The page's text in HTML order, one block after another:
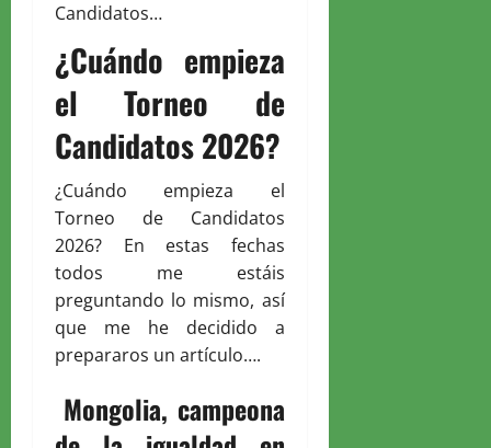
Candidatos…
¿Cuándo empieza
el Torneo de
Candidatos 2026?
¿Cuándo empieza el
Torneo de Candidatos
2026? En estas fechas
todos me estáis
preguntando lo mismo, así
que me he decidido a
prepararos un artículo….
Mongolia, campeona